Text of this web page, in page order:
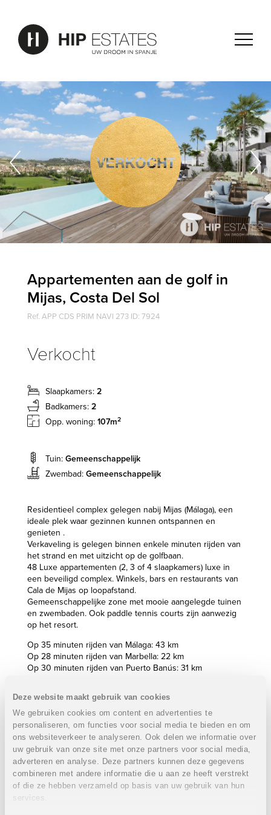
Deze website maakt gebruik van cookies
We gebruiken cookies om content en advertenties te
personaliseren, om functies voor social media te bieden en om
ons websiteverkeer te analyseren. Ook delen we informatie over
uw gebruik van onze site met onze partners voor social media,
adverteren en analyse. Deze partners kunnen deze gegevens
combineren met andere informatie die u aan ze heeft verstrekt
of die ze hebben verzameld op basis van uw gebruik van hun
services.
Appartementen aan de golf in
Mijas, Costa Del Sol
Ref. APP CDS PRIM NAVI 273 ID: 7924
Verkocht
Slaapkamers: 2
Badkamers: 2
Opp. woning: 107m2
Tuin: Gemeenschappelijk
Zwembad: Gemeenschappelijk
Residentieel complex gelegen nabij Mijas (Málaga), een
ideale plek waar gezinnen kunnen ontspannen en
genieten .
Verkaveling is gelegen binnen enkele minuten rijden van
het strand en met uitzicht op de golfbaan.
48 Luxe appartementen (2, 3 of 4 slaapkamers) luxe in
een beveiligd complex. Winkels, bars en restaurants van
Cala de Mijas op loopafstand.
Gemeenschappelijke zone met mooie aangelegde tuinen
en zwembaden. Ook paddle tennis courts zijn aanwezig
op het resort.
Op 35 minuten rijden van Málaga: 43 km
Op 28 minuten rijden van Marbella: 22 km
Op 30 minuten rijden van Puerto Banús: 31 km
Eigenschappen laatste appartement 2 slaapkamers:
VERKOCHT
2 Slaapkamers
2 Badkamers
Bebouwde oppervlakte: 107 m²
Terras
PrijsVERKOCHT